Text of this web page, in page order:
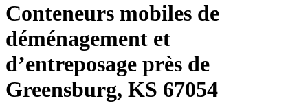
Conteneurs mobiles de
déménagement et
d’entreposage près de
Greensburg, KS 67054